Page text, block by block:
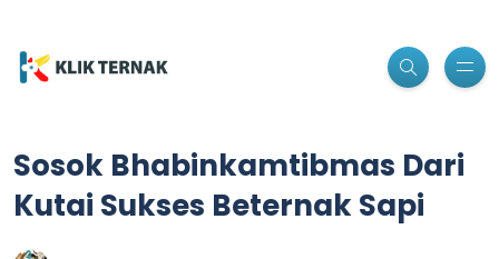
Sosok Bhabinkamtibmas Dari
Kutai Sukses Beternak Sapi